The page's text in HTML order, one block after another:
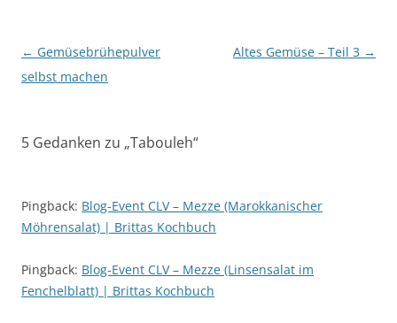
Beitragsnavigation
← Gemüsebrühepulver
selbst machen
Altes Gemüse – Teil 3 →
5 Gedanken zu „Tabouleh“
Pingback: Blog-Event CLV – Mezze (Marokkanischer
Möhrensalat) | Brittas Kochbuch
Pingback: Blog-Event CLV – Mezze (Linsensalat im
Fenchelblatt) | Brittas Kochbuch